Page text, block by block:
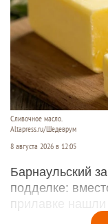
Сливочное масло.
Altapress.ru/Шедеврум
8 августа 2026 в 12:05
Барнаульский
подделке:
прилавке